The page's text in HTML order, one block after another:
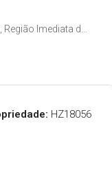
de São Paulo, São Paulo, Região Sudeste, 05780-390, Brasil
HZ18056